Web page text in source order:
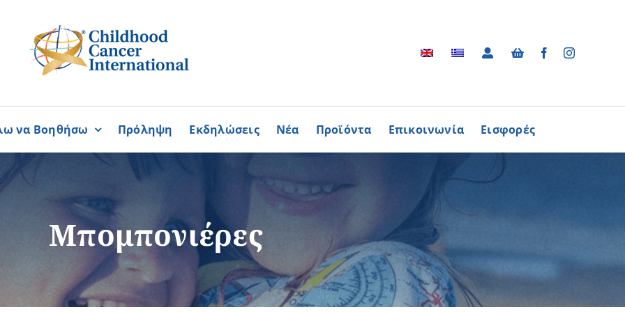
Παγκύπρια Συμμαχία Σπάνιων Παθήσεων
Παγκύπριο Συντονιστικό Συμβούλιο Εθελοντισμού
Ομοσπονδία Συνδέσμων Ασθενών Κύπρου
Φλόγα Ελλάδος
Φωτογραφικό Αρχείο
Βίντεο
Ραδιοφωνικές Διαφημίσεις
Διαφημίσεις / Φυλλάδια
Τα Τραγούδια
να Βοηθήσω
ΓΙΝΟΜΑΙ
Περισσότερα
ΓΙΝΟΜΑΙ
ΕΘΕΛΟΝΤΗΣ
Περισσότερα
ΑΓΟΡΑΖΩ
ΠΡΟΙΟΝΤΑ
Περισσότερα
Πρόληψη Εκδηλώσεις Νέα Προϊόντα Επικοινωνία Εισφορές
Μπομπονιέρες